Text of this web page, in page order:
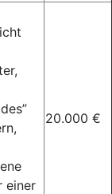
einer
20.000 €